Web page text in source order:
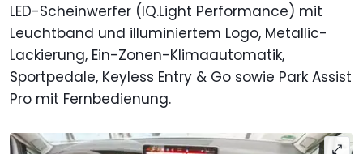
LED-Scheinwerfer (IQ.Light Performance) mit
Leuchtband und illuminiertem Logo, Metallic-
Lackierung, Ein-Zonen-Klimaautomatik,
Sportpedale, Keyless Entry & Go sowie Park Assist
Pro mit Fernbedienung.